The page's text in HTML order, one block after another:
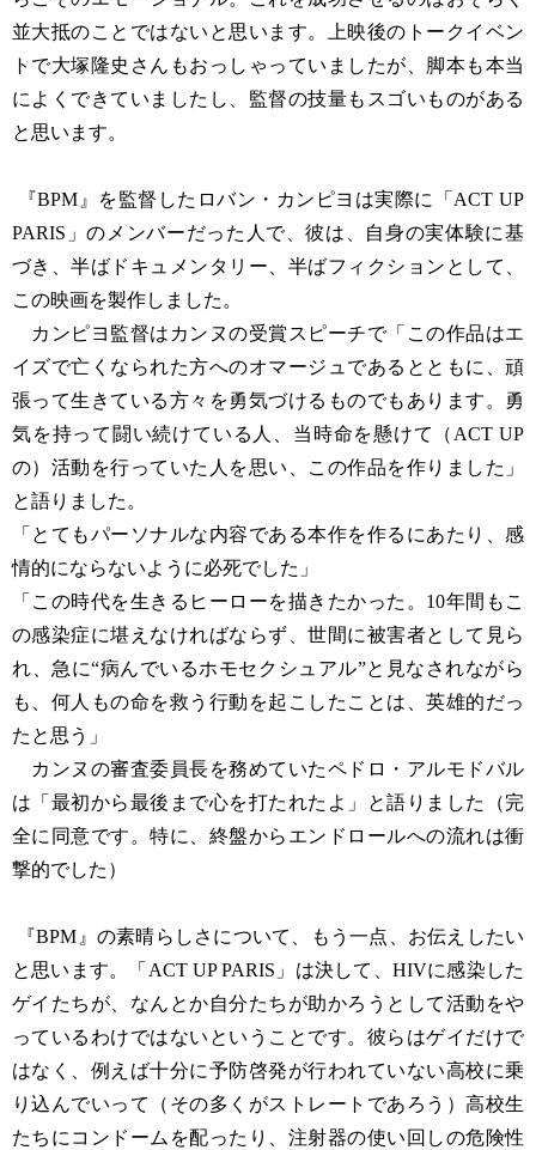
並大抵のことではないと思います。上映後のトークイベン
トで大塚隆史さんもおっしゃっていましたが、脚本も本当
によくできていましたし、監督の技量もスゴいものがある
と思います。
『BPM』を監督したロバン・カンピヨは実際に「ACT UP
PARIS」のメンバーだった人で、彼は、自身の実体験に基
づき、半ばドキュメンタリー、半ばフィクションとして、
この映画を製作しました。
カンピヨ監督はカンヌの受賞スピーチで「この作品はエ
イズで亡くなられた方へのオマージュであるとともに、頑
張って生きている方々を勇気づけるものでもあります。勇
気を持って闘い続けている人、当時命を懸けて（ACT UP
の）活動を行っていた人を思い、この作品を作りました」
と語りました。
「とてもパーソナルな内容である本作を作るにあたり、感
情的にならないように必死でした」
「この時代を生きるヒーローを描きたかった。10年間もこ
の感染症に堪えなければならず、世間に被害者として見ら
れ、急に“病んでいるホモセクシュアル”と見なされながら
も、何人もの命を救う行動を起こしたことは、英雄的だっ
たと思う」
カンヌの審査委員長を務めていたペドロ・アルモドバル
は「最初から最後まで心を打たれたよ」と語りました（完
全に同意です。特に、終盤からエンドロールへの流れは衝
撃的でした）
『BPM』の素晴らしさについて、もう一点、お伝えしたい
と思います。「ACT UP PARIS」は決して、HIVに感染した
ゲイたちが、なんとか自分たちが助かろうとして活動をや
っているわけではないということです。彼らはゲイだけで
はなく、例えば十分に予防啓発が行われていない高校に乗
り込んでいって（その多くがストレートであろう）高校生
たちにコンドームを配ったり、注射器の使い回しの危険性